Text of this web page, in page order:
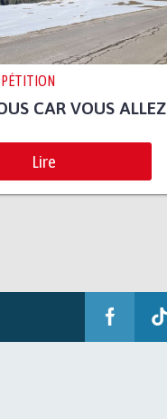
PÉTITION
CAR VOUS ALLEZ
Lire